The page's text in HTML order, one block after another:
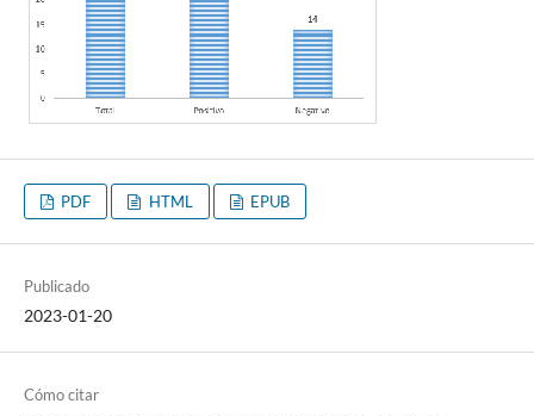
PDF HTML EPUB
Publicado
2023-01-20
Cómo citar